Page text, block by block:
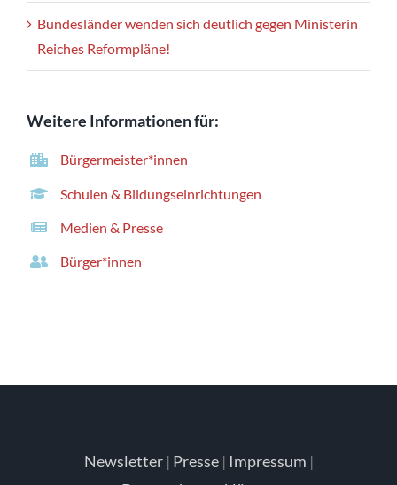
Bundesländer wenden sich deutlich gegen Ministerin
Reiches Reformpläne!
Weitere Informationen für:
Bürgermeister*innen
Schulen & Bildungseinrichtungen
Medien & Presse
Bürger*innen
Newsletter| Presse| Impressum |